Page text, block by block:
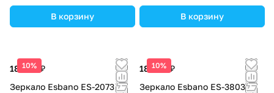
В корзину В корзину
10%
18 360 ₽
Зеркало Esbano ES-2073
10%
18 360 ₽
Зеркало Esbano ES-3803